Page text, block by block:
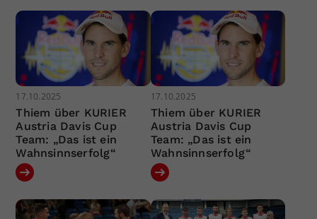
17.10.2025
Thiem über KURIER
Austria Davis Cup
Team: „Das ist ein
Wahnsinnserfolg“
17.10.2025
Thiem über KURIER
Austria Davis Cup
Team: „Das ist ein
Wahnsinnserfolg“